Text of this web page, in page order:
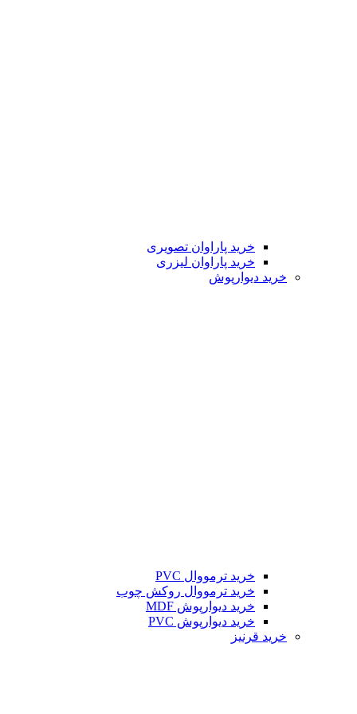
خرید پاراوان تصویری
خرید پاراوان لیزری
خرید دیوارپوش
خرید ترمووال PVC
خرید ترمووال روکش چوب
خرید دیوارپوش MDF
خرید دیوارپوش PVC
خرید قرنیز